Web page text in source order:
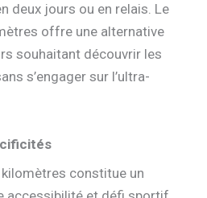
deux jours ou en relais. Le
offre une alternative
souhaitant découvrir les
s’engager sur l’ultra-
constitue un